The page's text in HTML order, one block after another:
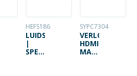
HEFS186
LUIDSPREKERKABEL
|
SPEAKON
SYPC7304
VERLOOPSNOER
HDMI
MALE